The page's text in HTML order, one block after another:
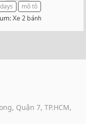
mô tô
Xe 2 bánh
Quận 7, TP.HCM,